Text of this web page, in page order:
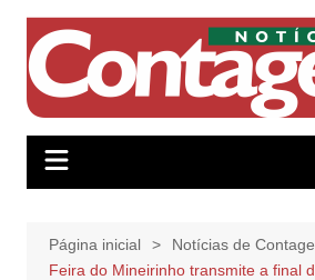
conteúdo
Página inicial
Notícias de
Feira do Mineirinho transmite a final